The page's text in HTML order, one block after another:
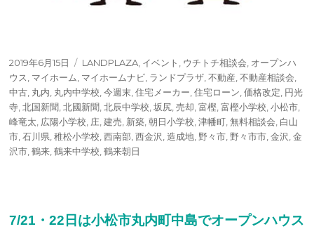
投
稿
日:
2019年6月15日
タ
グ
LANDPLAZA, イベント , ウチトチ相談会, オープンハ
ウス, マイホーム, マイホームナビ, ランドプラザ,不動産,不動産相談会,
中古, 丸内, 丸内中学校,今週末,住宅メーカー,住宅ローン,価格改定, 円光
寺,北国新聞,北國新聞,北辰中学校,坂尻,売却,富樫,富樫小学校,小松市,
峰竜太, 広陽小学校, 庄,建売, 新築,朝日小学校,津幡町,無料相談会, 白山
市,石川県,稚松小学校,西南部,西金沢,造成地, 野々市, 野々市市,金沢,金
沢市,鶴来,鶴来中学校,鶴来朝日
7/21・22日は小松市丸内町中島でオープンハウス